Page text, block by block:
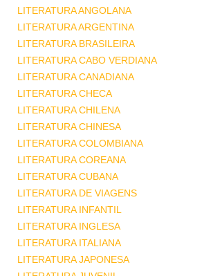
LITERATURA ANGOLANA
LITERATURA ARGENTINA
LITERATURA BRASILEIRA
LITERATURA CABO VERDIANA
LITERATURA CANADIANA
LITERATURA CHECA
LITERATURA CHILENA
LITERATURA CHINESA
LITERATURA COLOMBIANA
LITERATURA COREANA
LITERATURA CUBANA
LITERATURA DE VIAGENS
LITERATURA INFANTIL
LITERATURA INGLESA
LITERATURA ITALIANA
LITERATURA JAPONESA